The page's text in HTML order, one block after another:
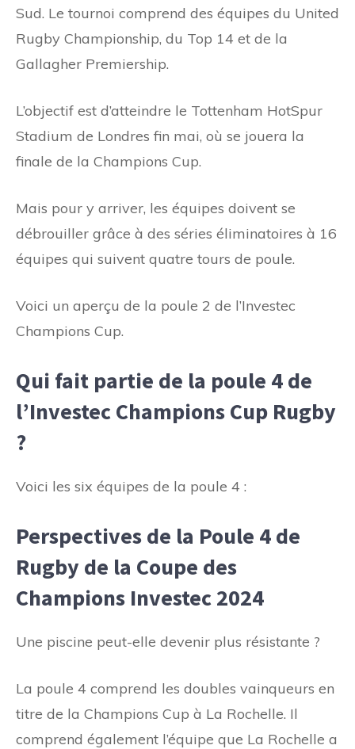
Sud. Le tournoi comprend des équipes du United
Rugby Championship, du Top 14 et de la
Gallagher Premiership.
L’objectif est d’atteindre le Tottenham HotSpur
Stadium de Londres fin mai, où se jouera la
finale de la Champions Cup.
Mais pour y arriver, les équipes doivent se
débrouiller grâce à des séries éliminatoires à 16
équipes qui suivent quatre tours de poule.
Voici un aperçu de la poule 2 de l’Investec
Champions Cup.
Qui fait partie de la poule 4 de
l’Investec Champions Cup Rugby
?
Voici les six équipes de la poule 4 :
Perspectives de la Poule 4 de
Rugby de la Coupe des
Champions Investec 2024
Une piscine peut-elle devenir plus résistante ?
La poule 4 comprend les doubles vainqueurs en
titre de la Champions Cup à La Rochelle. Il
comprend également l’équipe que La Rochelle a